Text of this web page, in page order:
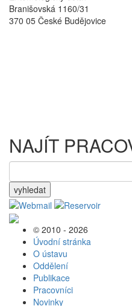
Branišovská 1160/31
370 05 České Budějovice
NAJÍT
vyhledat
© 2010 - 2026
Úvodní stránka
O ústavu
Oddělení
Publikace
Pracovníci
Novinky